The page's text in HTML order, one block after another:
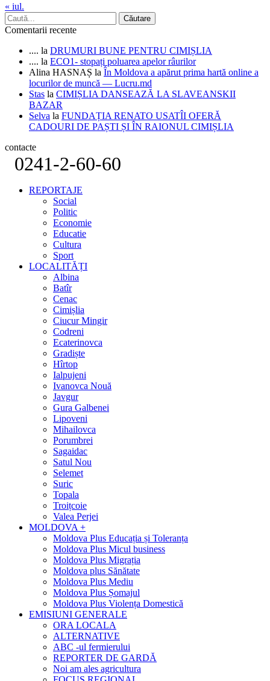
« iul.
Comentarii recente
.... la DRUMURI BUNE PENTRU CIMIȘLIA
.... la ECO1- stopați poluarea apelor râurilor
Alina HASNAȘ la În Moldova a apărut prima hartă online a
locurilor de muncă — Lucru.md
Stas la CIMIȘLIA DANSEAZĂ LA SLAVEANSKII
BAZAR
Selva la FUNDAȚIA RENATO USATÎI OFERĂ
CADOURI DE PAȘTI ȘI ÎN RAIONUL CIMIȘLIA
contacte
0241-2-60-60
REPORTAJE
Social
Politic
Economie
Educatie
Cultura
Sport
LOCALITĂȚI
Albina
Batîr
Cenac
Cimișlia
Ciucur Mingir
Codreni
Ecaterinovca
Gradiște
Hîrtop
Ialpujeni
Ivanovca Nouă
Javgur
Gura Galbenei
Lipoveni
Mihailovca
Porumbrei
Sagaidac
Satul Nou
Selemet
Suric
Topala
Troițcoie
Valea Perjei
MOLDOVA +
Moldova Plus Educația și Toleranța
Moldova Plus Micul business
Moldova Plus Migrația
Moldova plus Sănătate
Moldova Plus Mediu
Moldova Plus Șomajul
Moldova Plus Violența Domestică
EMISIUNI GENERALE
ORA LOCALA
ALTERNATIVE
ABC -ul fermierului
REPORTER DE GARDĂ
Noi am ales agricultura